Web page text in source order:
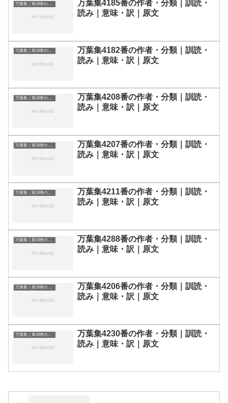
万葉集｜第19巻の和歌一覧
万葉集4185番の作者・分類｜訓読・
読み｜意味・訳｜原文
万葉集｜第19巻の和歌一覧
万葉集4182番の作者・分類｜訓読・
読み｜意味・訳｜原文
万葉集｜第19巻の和歌一覧
万葉集4208番の作者・分類｜訓読・
読み｜意味・訳｜原文
万葉集｜第19巻の和歌一覧
万葉集4207番の作者・分類｜訓読・
読み｜意味・訳｜原文
万葉集｜第19巻の和歌一覧
万葉集4211番の作者・分類｜訓読・
読み｜意味・訳｜原文
万葉集｜第19巻の和歌一覧
万葉集4288番の作者・分類｜訓読・
読み｜意味・訳｜原文
万葉集｜第19巻の和歌一覧
万葉集4206番の作者・分類｜訓読・
読み｜意味・訳｜原文
万葉集｜第19巻の和歌一覧
万葉集4230番の作者・分類｜訓読・
読み｜意味・訳｜原文